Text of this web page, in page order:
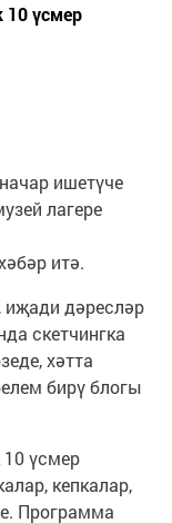
10 үсмер
ишетүче
лагере
итә.
иҗади дәресләр
скетчингка
хәтта
бирү блогы
үсмер
кепкалар,
Программа